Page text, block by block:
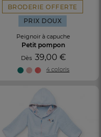
BRODERIE OFFERTE
PRIX DOUX
Peignoir à capuche
Petit pompon
Dès 39,00 €
4 coloris